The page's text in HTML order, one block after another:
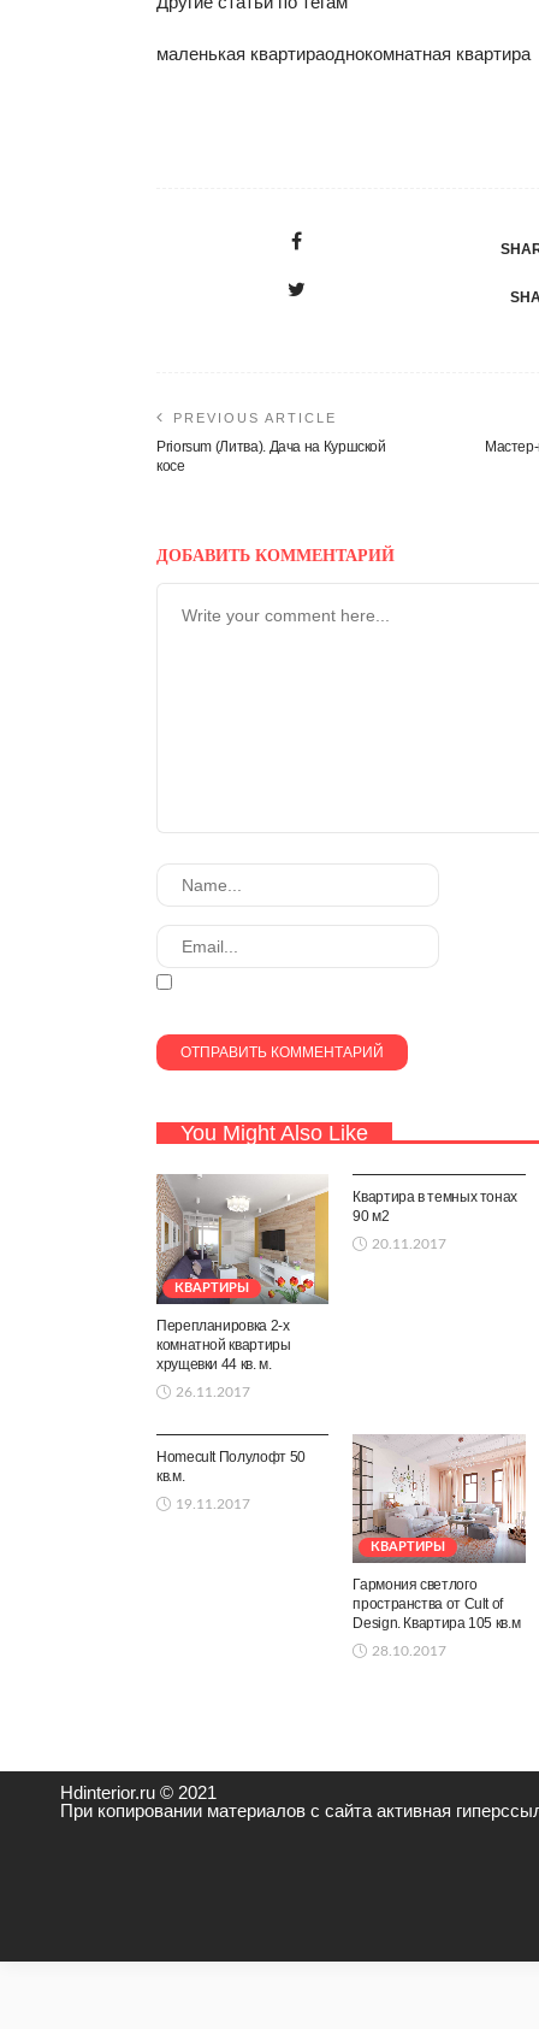
маленькая квартираоднокомнатная квартира
PREVIOUS ARTICLE
Priorsum (Литва). Дача на Куршской
косе
ДОБАВИТЬ КОММЕНТАРИЙ
You Might Also Like
КВАРТИРЫ
Перепланировка 2-х
комнатной квартиры
хрущевки 44 кв. м.
26.11.2017
Квартира в темных тонах
90 м2
20.11.2017
Homecult Полулофт 50
кв.м.
19.11.2017
КВАРТИРЫ
Гармония светлого
пространства от Cult of
Design. Квартира 105 кв.м
28.10.2017
Hdinterior.ru © 2021
При копировании материалов с сайта активная